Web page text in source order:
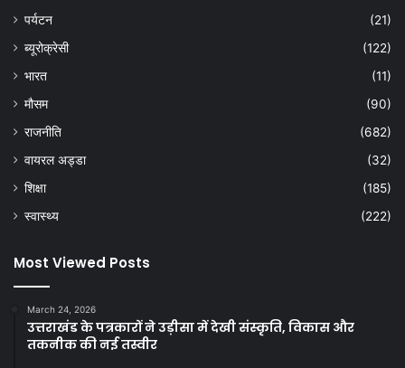
पर्यटन
(21)
ब्यूरोक्रेसी
(122)
भारत
(11)
मौसम
(90)
राजनीति
(682)
वायरल अड्डा
(32)
शिक्षा
(185)
स्वास्थ्य
(222)
Most Viewed Posts
March 24, 2026
उत्तराखंड के पत्रकारों ने उड़ीसा में देखी संस्कृति, विकास और
तकनीक की नई तस्वीर